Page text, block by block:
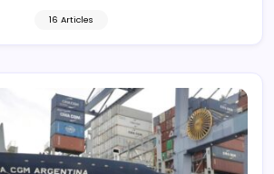
16 Articles